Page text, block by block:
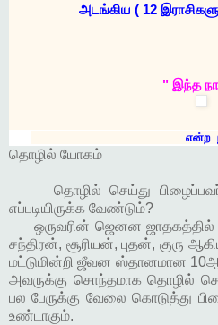
அடங்கிய ( 12
" இந்த
என்ற
தொழில் யோகம்
தொழில் செய்து
எப்படியிருக்க வேண்டும்?
ஒருவரின் ஜெனன ஜாதகத்தில்
சந்திரன், சூரியன், புதன், குரு
மட்டுமின்றி ஜீவன ஸ்தானமான
அவருக்கு சொந்தமாக தொழில்
பல பேருக்கு வேலை கொடுத்து
உண்டாகும்.